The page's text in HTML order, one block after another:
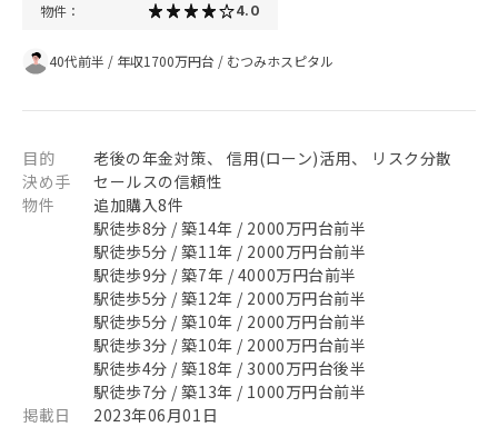
物件： 4.0
40代前半 / 年収1700万円台 / むつみホスピタル
目的
老後の年金対策、 信用(ローン)活用、 リスク分散
決め手
セールスの信頼性
物件
追加購入8件
駅徒歩8分 / 築14年 / 2000万円台前半
駅徒歩5分 / 築11年 / 2000万円台前半
駅徒歩9分 / 築7年 / 4000万円台前半
駅徒歩5分 / 築12年 / 2000万円台前半
駅徒歩5分 / 築10年 / 2000万円台前半
駅徒歩3分 / 築10年 / 2000万円台前半
駅徒歩4分 / 築18年 / 3000万円台後半
駅徒歩7分 / 築13年 / 1000万円台前半
掲載日
2023年06月01日